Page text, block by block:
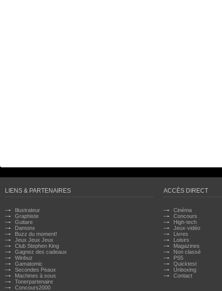
LIENS & PARTENAIRES
Illustrateur
Graphiste
Guitare
Damonx
Buzz du moment!
Jeux Jeux Jeux
Club Stephen King
Gagnez des cadeaux
Winbuz
Gamatomic
Secondes Peaux
Machines à sous
Tonerpartenaire
Concours2000
ACCÈS DIRECT
Cinéma
Concours
High-tech
Jeux-vidéo
Livres
Loisirs
Magazines
Non classé
PS5
Quicktest
Unboxing
Contact